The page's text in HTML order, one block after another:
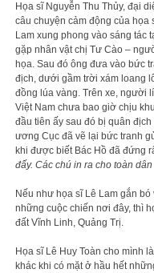
Họa sĩ Nguyễn Thu Thủy, đại
câu chuyện cảm động của họa
Lam xung phong vào sáng tác
gặp nhân vật chị Tư Cào –
họa. Sau đó ông đưa vào bức
địch, dưới gầm trời xám loang
đồng lúa vàng. Trên xe, người
Việt Nam chưa bao giờ chịu
đầu tiên ấy sau đó bị quân
ương Cục đã vẽ lại bức tranh
khi được biết Bác Hồ đã đứng
đấy. Các chú in ra cho toàn
Nếu như họa sĩ Lê Lam gắn
những cuộc chiến nơi đây, thì
đất Vĩnh Linh, Quảng Trị.
Họa sĩ Lê Huy Toàn cho mình
khác khi có mặt ở hầu hết